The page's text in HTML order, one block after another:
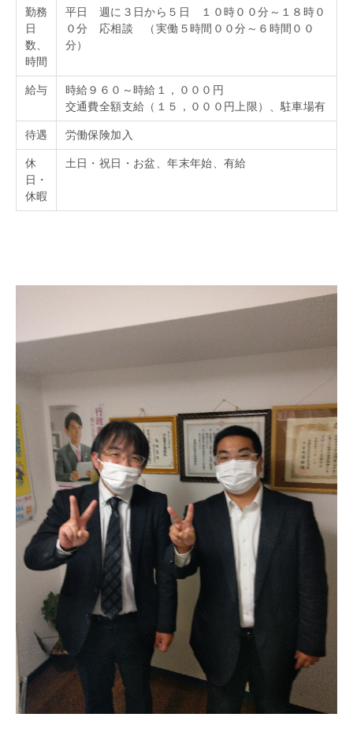
勤務
日
数、
時間
平日 週に３日から５日 １０時００分～１８時０
０分 応相談 （実働５時間００分～６時間００
分）
給与
時給９６０～時給１，０００円
交通費全額支給（１５，０００円上限）、駐車場有
待遇 労働保険加入
休
日・
休暇
土日・祝日・お盆、年末年始、有給